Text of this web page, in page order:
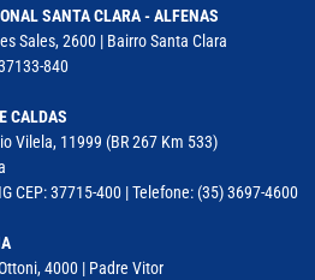
SANTA CLARA - ALFENAS
Sales, 2600 | Bairro Santa Clara
840
CALDAS
Vilela, 11999 (BR 267 Km 533)
CEP: 37715-400 | Telefone: (35) 3697-4600
4000 | Padre Vitor